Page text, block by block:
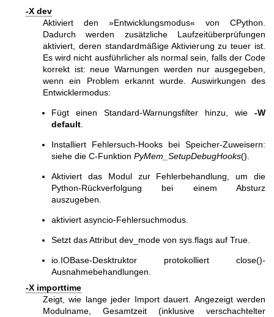
-X dev
Aktiviert den »Entwicklungsmodus« von CPython.
Dadurch werden zusätzliche Laufzeitüberprüfungen
aktiviert, deren standardmäßige Aktivierung zu teuer ist.
Es wird nicht ausführlicher als normal sein, falls der Code
korrekt ist: neue Warnungen werden nur ausgegeben,
wenn ein Problem erkannt wurde. Auswirkungen des
Entwicklermodus:
Fügt einen Standard-Warnungsfilter hinzu, wie -W
default
Installiert Fehlersuch-Hooks bei Speicher-Zuweisern:
siehe die C-Funktion PyMem_SetupDebugHooks().
Aktiviert das Modul zur Fehlerbehandlung, um die
Python-Rückverfolgung bei einem Absturz
auszugeben.
aktiviert asyncio-Fehlersuchmodus.
Setzt das Attribut dev_mode von sys.flags auf True.
io.IOBase-Desktruktor protokolliert close()-
Ausnahmebehandlungen.
-X importtime
Zeigt, wie lange jeder Import dauert. Angezeigt werden
Modulname, Gesamtzeit (inklusive verschachtelter